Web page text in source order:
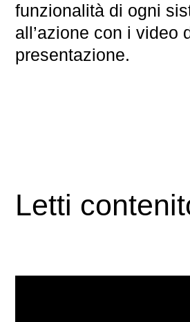
funzionalità di ogni
all’azione con i video
presentazione.
Letti